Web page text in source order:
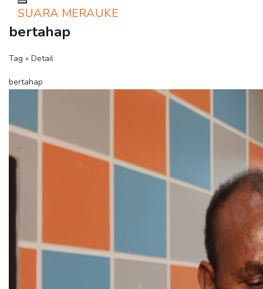
Toggle navigation
SUARA MERAUKE
bertahap
Tag » Detail
bertahap